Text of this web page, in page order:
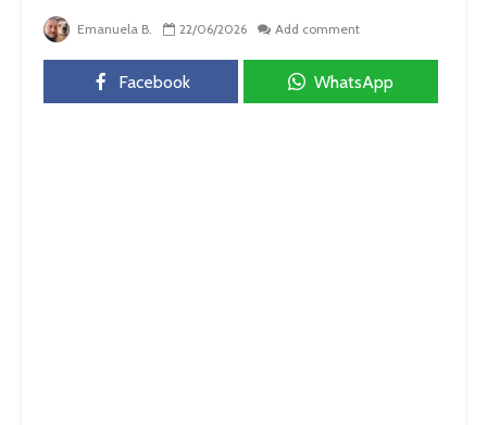
Emanuela B. 22/06/2026 Add comment
Facebook WhatsApp